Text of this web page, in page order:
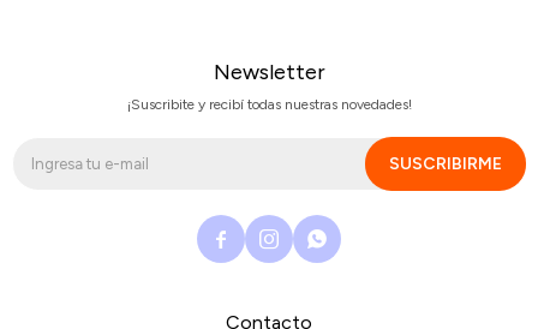
Contacto
Newsletter
¡Suscribite y recibí todas nuestras novedades!
SUSCRIBIRME
  